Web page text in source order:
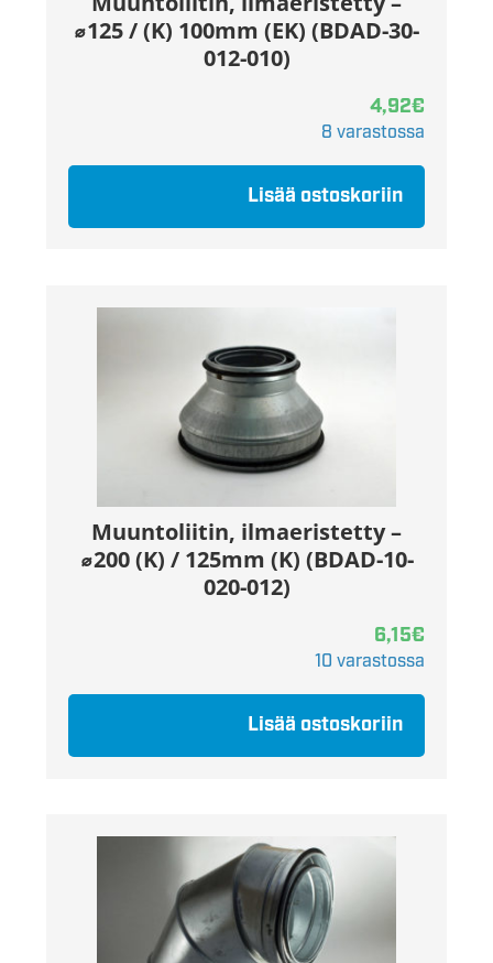
⌀125 / (K) 100mm (EK) (BDAD-30-
012-010)
4,92€
8 varastossa
Lisää ostoskoriin
Muuntoliitin, ilmaeristetty –
⌀200 (K) / 125mm (K) (BDAD-10-
020-012)
6,15€
10 varastossa
Lisää ostoskoriin